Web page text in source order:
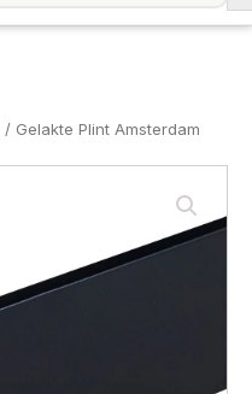
/ Gelakte Plint Amsterdam